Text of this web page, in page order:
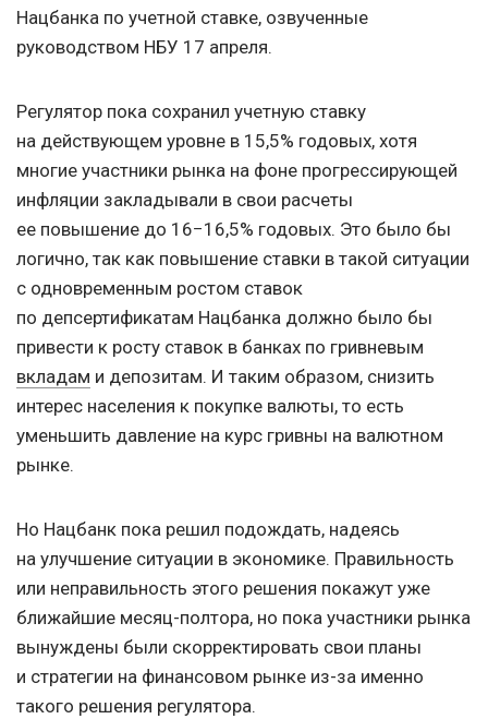
Нацбанка по учетной ставке, озвученные
руководством НБУ 17 апреля.
Регулятор пока сохранил учетную ставку
на действующем уровне в 15,5% годовых, хотя
многие участники рынка на фоне прогрессирующей
инфляции закладывали в свои расчеты
ее повышение до 16−16,5% годовых. Это было бы
логично, так как повышение ставки в такой ситуации
с одновременным ростом ставок
по депсертификатам Нацбанка должно было бы
привести к росту ставок в банках по гривневым
вкладам и депозитам. И таким образом, снизить
интерес населения к покупке валюты, то есть
уменьшить давление на курс гривны на валютном
рынке.
Но Нацбанк пока решил подождать, надеясь
на улучшение ситуации в экономике. Правильность
или неправильность этого решения покажут уже
ближайшие месяц-полтора, но пока участники рынка
вынуждены были скорректировать свои планы
и стратегии на финансовом рынке из-за именно
такого решения регулятора.